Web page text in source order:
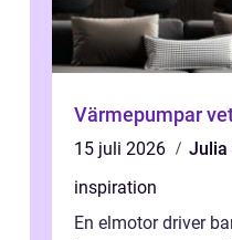
Värmepumpar
15 juli 2026
Julia
inspiration
En elmotor driver